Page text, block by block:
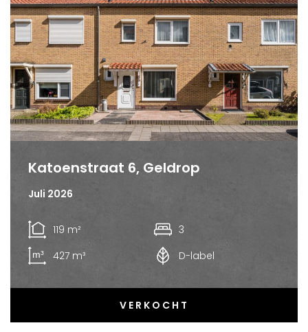
Katoenstraat 6, Geldrop
Juli 2026
119 m²
3
427 m³
D-label
VERKOCHT